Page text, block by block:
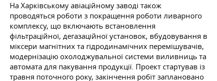
На Харківському авіаційному заводі також
проводяться роботи з покращення роботи ливарного
комплексу, що включають встановлення
фільтраційної, дегазаційної установок, вбудовування в
міксери магнітних та гідродинамічних перемішувачів,
модернізацію охолоджувальної системи виливниць та
автомата для пакування продукції. Проект стартував із
травня поточного року, закінчення робіт заплановано